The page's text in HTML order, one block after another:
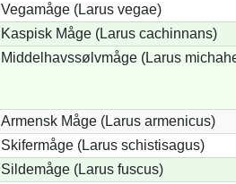
Vegamåge (Larus vegae)
Kaspisk Måge (Larus cachinnans)
Middelhavssølvmåge (Larus
Armensk Måge (Larus armenicus)
Skifermåge (Larus schistisagus)
Sildemåge (Larus fuscus)